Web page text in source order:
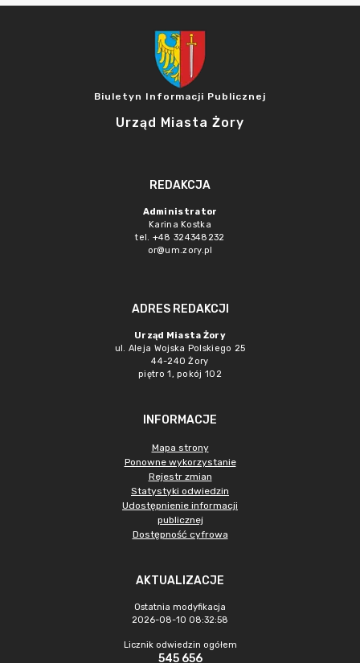
Biuletyn Informacji Publicznej
Urząd Miasta Żory
REDAKCJA
Administrator
Karina Kostka
tel. +48 324348232
or@um.zory.pl
ADRES REDAKCJI
Urząd Miasta Żory
ul. Aleja Wojska Polskiego 25
44-240 Żory
piętro 1, pokój 102
INFORMACJE
Mapa strony
Ponowne wykorzystanie
Rejestr zmian
Statystyki odwiedzin
Udostępnienie informacji
publicznej
Dostępność cyfrowa
AKTUALIZACJE
Ostatnia modyfikacja
2026-08-10 08:32:58
Licznik odwiedzin ogółem
545 656